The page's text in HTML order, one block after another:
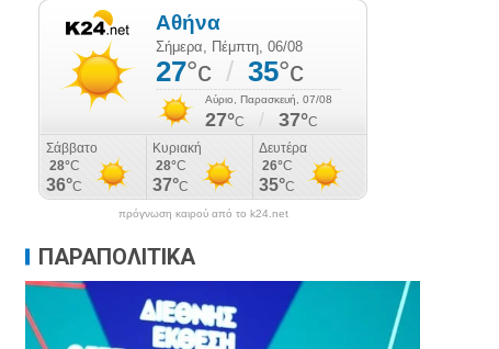
πρόγνωση καιρού από το k24.net
ΠΑΡΑΠΟΛΙΤΙΚΑ